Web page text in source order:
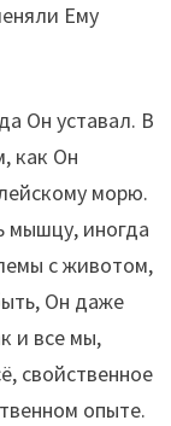
Ему
Он уставал. В
как Он
морю.
мышцу, иногда
с животом,
Он даже
и все мы,
свойственное
опыте.